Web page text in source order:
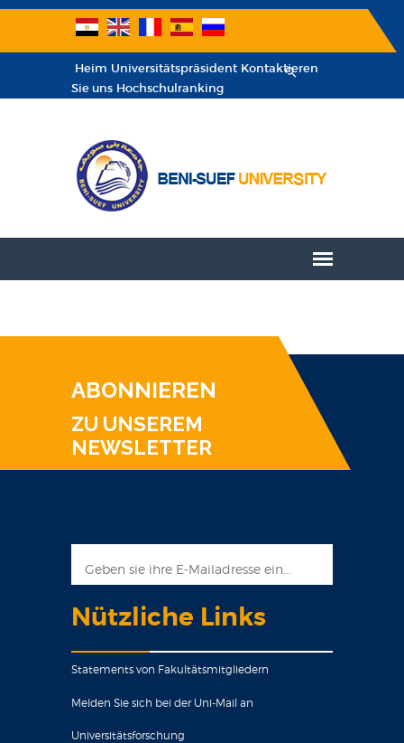
Heim Universitätspräsident Kontaktieren
Sie uns Hochschulranking
ABONNIEREN
ZU UNSEREM
NEWSLETTER
Nützliche Links
Statements von Fakultätsmitgliedern
Melden Sie sich bei der Uni-Mail an
Universitätsforschung